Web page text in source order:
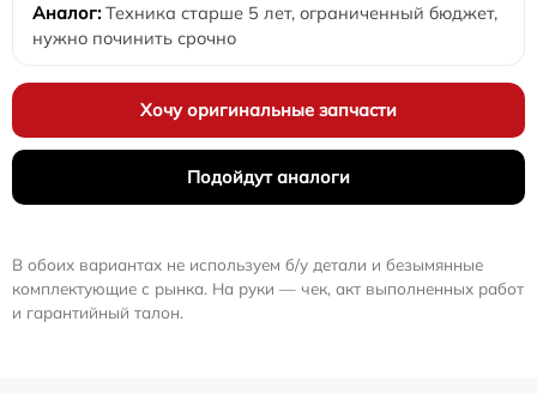
Техника старше 5 лет, ограниченный бюджет,
нужно починить срочно
Хочу оригинальные запчасти
Подойдут аналоги
В обоих вариантах не используем б/у детали и безымянные
комплектующие с рынка. На руки — чек, акт выполненных работ
и гарантийный талон.